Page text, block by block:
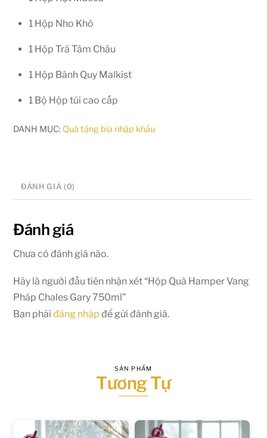
1 Hộp Nho Khô
1 Hộp Trà Tâm Châu
1 Hộp Bánh Quy Malkist
1 Bộ Hộp túi cao cấp
DANH MỤC: Quà tặng bia nhập khẩu
ĐÁNH GIÁ (0)
Đánh giá
Chưa có đánh giá nào.
Hãy là người đầu tiên nhận xét “Hộp Quà Hamper Vang
Pháp Chales Gary 750ml”
Bạn phảiđăng nhập để gửi đánh giá.
SẢN PHẨM
Tương Tự